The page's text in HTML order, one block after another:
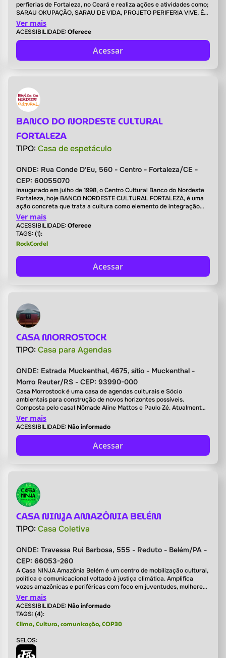
perfierias de Fortaleza, no Ceará e realiza ações e atividades como;
SARAU OKUPAÇÃO, SARAU DE VIDA, PROJETO PERIFERIA VIVE, É
SAL FESTIVAL e etc. Temos também a Biblioteca Comunitária
Okupação e realizamos atividades em parceria com outros projetos,
Ver mais
ACESSIBILIDADE:Oferece
Acessar
BANCO DO NORDESTE CULTURAL
FORTALEZA
TIPO:Casa de espetáculo
ONDE: Rua Conde D'Eu, 560 - Centro - Fortaleza/CE -
CEP: 60055070
Inaugurado em julho de 1998, o Centro Cultural Banco do Nordeste
Fortaleza, hoje BANCO NORDESTE CULTURAL FORTALEZA, é uma
ação concreta que trata a cultura como elemento de integração
para o desenvolvimento e estabelece pontes entre os vários
saberes. É também um espaço onde se permite experimentar a
diversidade de conceitos e estilos por meio de programação
GRATUITA e de qualidade.
Ver mais
ACESSIBILIDADE:Oferece
TAGS: (1):
RockCordel
Acessar
CASA MORROSTOCK
TIPO:Casa para Agendas
ONDE: Estrada Muckenthal, 4675, sítio - Muckenthal -
Morro Reuter/RS - CEP: 93990-000
Casa Morrostock é uma casa de agendas culturais e Sócio
ambientais para construção de novos horizontes possíveis.
Composta pelo casal Nômade Aline Mattos e Paulo Zé. Atualmente
baseada em Morro Reuter na encosta da serra gaúcha.
Ver mais
ACESSIBILIDADE: Não informado
Acessar
CASA NINJA AMAZÔNIA BELÉM
TIPO:Casa Coletiva
ONDE:Travessa Rui Barbosa, 555 - Reduto - Belém/PA -
CEP: 66053-260
A Casa NINJA Amazônia Belém é um centro de mobilização cultural,
política e comunicacional voltado à justiça climática. Amplifica
vozes amazônicas e periféricas com foco em juventudes, mulheres,
povos indígenas, LGBTQIAP+ e comunidades tradicionais. Rumo à
COP30, é base estratégica de ação e articulação na capital
paraense.
Ver mais
ACESSIBILIDADE: Não informado
TAGS: (4):
Clima, Cultura, comunicação, COP30
SELOS: